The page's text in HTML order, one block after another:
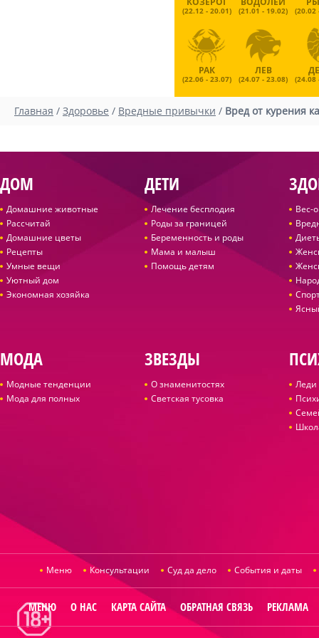
(22.12 - 20.01) (21.01 - 19.02) (20.02
РАК
(22.06 - 23.07)
ЛЕВ
(24.07 - 23.08) (24.08
Главная / Здоровье / Вредные привычки / Вред от курения
ДОМ
Домашние животные
Рассчитай
Домашние цветы
Рецепты
Умные вещи
Уютный дом
Экономная хозяйка
ДЕТИ
Лечение бесплодия
Роды за границей
Беременность и роды
Мама и малыш
Помощь детям
Вес-
МОДА
Модные тенденции
Мода для полных
ЗВЕЗДЫ
О знаменитостях
Светская тусовка
Леди
Меню Консультации Суд да дело События и даты
МЕНЮ О НАС КАРТА САЙТА ОБРАТНАЯ СВЯЗЬ РЕКЛАМА